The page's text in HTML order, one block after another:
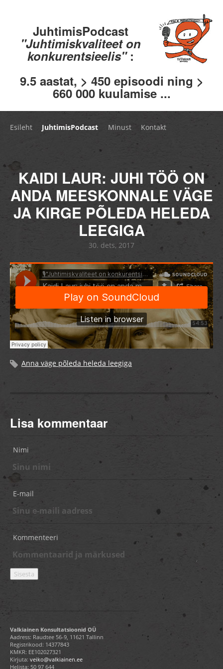
JuhtimisPodcast
"Juhtimiskvaliteet on
konkurentsieelis" :
9.5 aastat, > 450 episoodi ning >
660 000 kuulamise ...
Esileht JuhtimisPodcast Minust Kontakt
KAIDI LAUR: JUHI TÖÖ ON
ANDA MEESKONNALE VÄGE
JA KIRGE PÕLEDA HELEDA
LEEGIGA
30. dets, 2017
Anna väge põleda heleda leegiga
Lisa kommentaar
Nimi
E-mail
Kommenteeri
Valkiainen Konsultatsioonid OÜ
Aadress: Raudtee 56-9, 11621 Tallinn
Registrikood: 14377843
KMKR: EE102027321
Kirjuta: veiko@valkiainen.ee
Helista: 50 97 644